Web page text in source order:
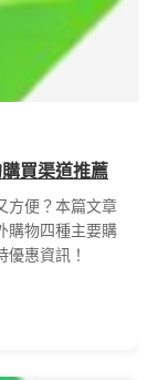
買渠道推薦
方便？本篇文章
購物四種主要購
惠資訊！